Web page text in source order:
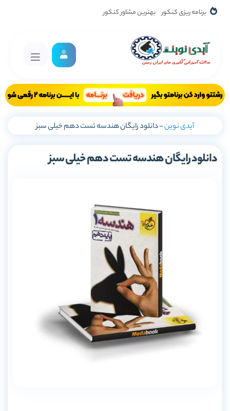
برنامه ریزی کنکور بهترین مشاور کنکور
آیدی نوین-دانلود رایگان هندسه تست دهم خیلی سبز
دانلود رایگان هندسه تست دهم خیلی سبز